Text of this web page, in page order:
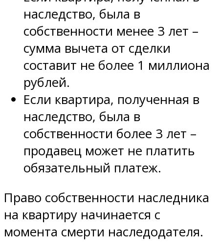
наследство, была в
собственности менее 3 лет –
сумма вычета от сделки
составит не более 1 миллиона
рублей.
Если квартира, полученная в
наследство, была в
собственности более 3 лет –
продавец может не платить
обязательный платеж.
Право собственности наследника
на квартиру начинается с
момента смерти наследодателя.